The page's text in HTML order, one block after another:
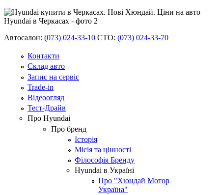
Автосалон: (073) 024-33-10 СТО: (073) 024-33-70
Контакти
Склад авто
Запис на сервіс
Trade-in
Відеоогляд
Тест-Драйв
Про Hyundai
Про бренд
Історія
Місія та цінності
Філософія Бренду
Hyundai в Україні
Про "Хюндай Мотор
Україна"